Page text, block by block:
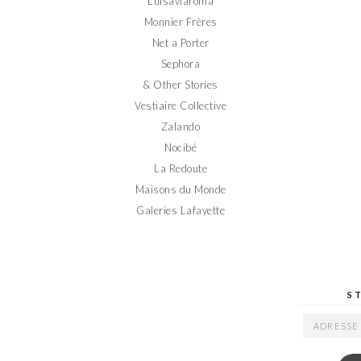
Monnier Frères
Net a Porter
Sephora
& Other Stories
Vestiaire Collective
Zalando
Nocibé
La Redoute
Maisons du Monde
Galeries Lafayette
ADRESSE